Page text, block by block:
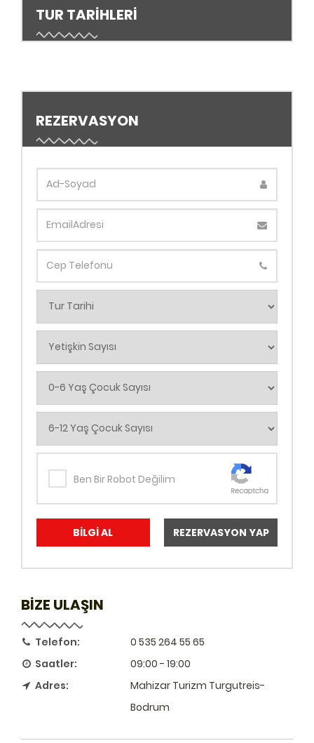
TUR TARİHLERİ
REZERVASYON
Ben Bir Robot Değilim
BİLGİ AL REZERVASYON YAP
BİZE ULAŞIN
Telefon:
0 535 264 55 65
Saatler:
09:00 - 19:00
Adres:
Mahizar Turizm Turgutreis-
Bodrum